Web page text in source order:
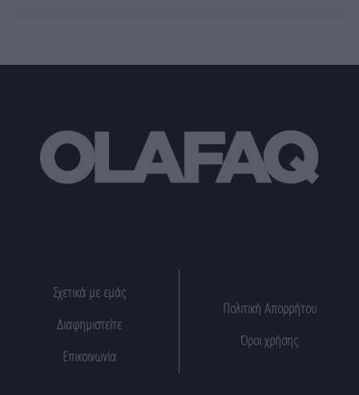
Σχετικά με εμάς
Διαφημιστείτε
Επικοινωνία
Πολιτική Απορρήτου
Όροι χρήσης